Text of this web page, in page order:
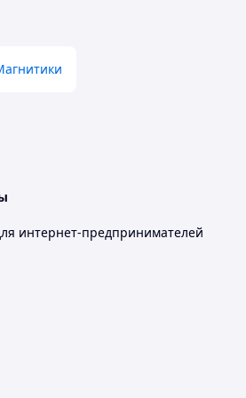
интернет-предпринимателей